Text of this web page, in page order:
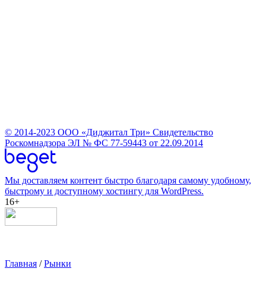
© 2014-2023 ООО «Диджитал Три» Свидетельство
Роскомнадзора ЭЛ № ФС 77-59443 от 22.09.2014
Мы доставляем контент быстро благодаря самому удобному,
быстрому и доступному хостингу для WordPress.
16+
Главная /Рынки